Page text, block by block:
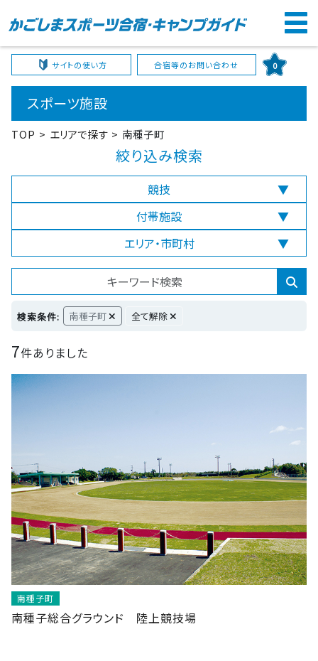
サイトの使い方 合宿等のお問い合わせ 0
スポーツ施設
TOP エリアで探す 南種子町
絞り込み検索
競技
付帯施設
エリア・市町村
検索条件: 南種子町 全て解除
7件ありました
南種子町
南種子総合グラウンド 陸上競技場